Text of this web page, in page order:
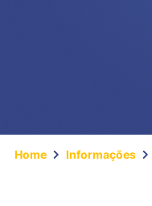
Home Informações